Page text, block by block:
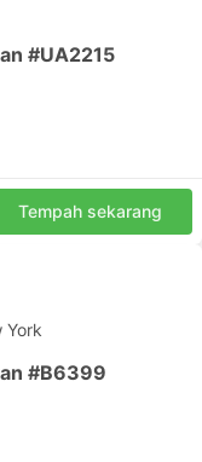
#UA2215
Tempah sekarang
York
#B6399